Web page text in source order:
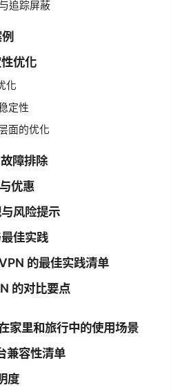
追踪屏蔽
优化
化
定性
面的优化
障排除
优惠
风险提示
佳实践
的最佳实践清单
的对比要点
家里和旅行中的使用场景
兼容性清单
度